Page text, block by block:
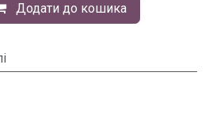
Додати до кошика